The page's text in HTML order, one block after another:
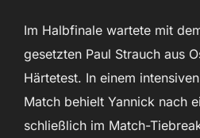
Im Halbfinale wartete mit
gesetzten Paul Strauch aus
Härtetest. In einem
Match behielt Yannick nach
schließlich im Match-